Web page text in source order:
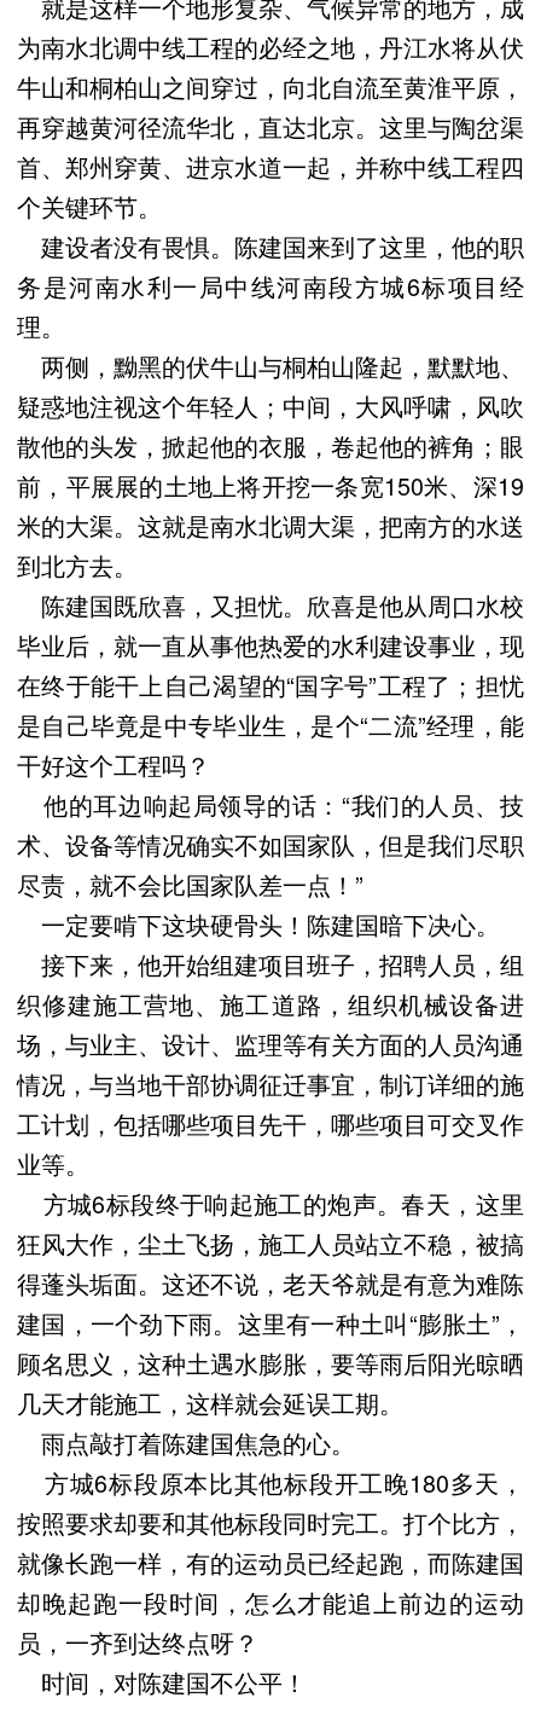
为南水北调中线工程的必经之地，丹江水将从伏
牛山和桐柏山之间穿过，向北自流至黄淮平原，
再穿越黄河径流华北，直达北京。这里与陶岔渠
首、郑州穿黄、进京水道一起，并称中线工程四
个关键环节。
建设者没有畏惧。陈建国来到了这里，他的职
务是河南水利一局中线河南段方城6标项目经
理。
两侧，黝黑的伏牛山与桐柏山隆起，默默地、
疑惑地注视这个年轻人；中间，大风呼啸，风吹
散他的头发，掀起他的衣服，卷起他的裤角；眼
前，平展展的土地上将开挖一条宽150米、深19
米的大渠。这就是南水北调大渠，把南方的水送
到北方去。
陈建国既欣喜，又担忧。欣喜是他从周口水校
毕业后，就一直从事他热爱的水利建设事业，现
在终于能干上自己渴望的“国字号”工程了；担忧
是自己毕竟是中专毕业生，是个“二流”经理，能
干好这个工程吗？
他的耳边响起局领导的话：“我们的人员、技
术、设备等情况确实不如国家队，但是我们尽职
尽责，就不会比国家队差一点！”
一定要啃下这块硬骨头！陈建国暗下决心。
接下来，他开始组建项目班子，招聘人员，组
织修建施工营地、施工道路，组织机械设备进
场，与业主、设计、监理等有关方面的人员沟通
情况，与当地干部协调征迁事宜，制订详细的施
工计划，包括哪些项目先干，哪些项目可交叉作
业等。
方城6标段终于响起施工的炮声。春天，这里
狂风大作，尘土飞扬，施工人员站立不稳，被搞
得蓬头垢面。这还不说，老天爷就是有意为难陈
建国，一个劲下雨。这里有一种土叫“膨胀土”，
顾名思义，这种土遇水膨胀，要等雨后阳光晾晒
几天才能施工，这样就会延误工期。
雨点敲打着陈建国焦急的心。
方城6标段原本比其他标段开工晚180多天，
按照要求却要和其他标段同时完工。打个比方，
就像长跑一样，有的运动员已经起跑，而陈建国
却晚起跑一段时间，怎么才能追上前边的运动
员，一齐到达终点呀？
时间，对陈建国不公平！